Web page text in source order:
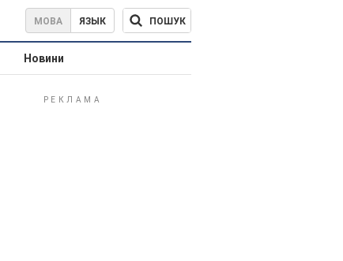
МОВА ЯЗЫК ПОШУК
Новини